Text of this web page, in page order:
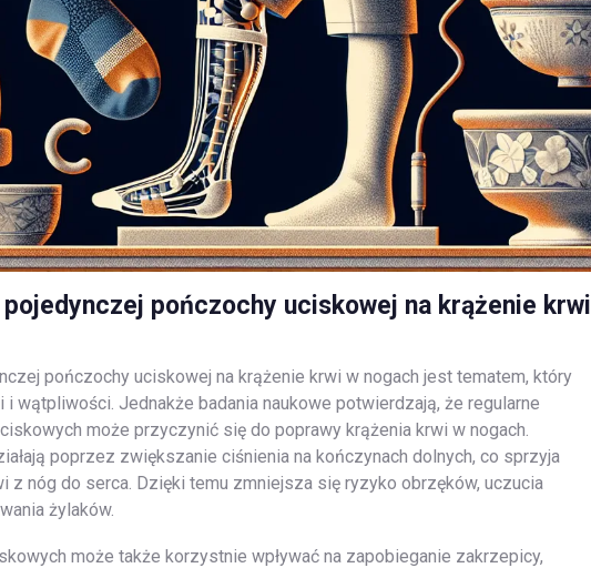
pojedynczej pończochy uciskowej na krążenie krwi
pończochy uciskowej na krążenie krwi w nogach jest tematem, który
wątpliwości. Jednakże badania naukowe potwierdzają, że regularne
może przyczynić się do poprawy krążenia krwi w nogach.
poprzez zwiększanie ciśnienia na kończynach dolnych, co sprzyja
z nóg do serca. Dzięki temu zmniejsza się ryzyko obrzęków, uczucia
żylaków.
może także korzystnie wpływać na zapobieganie zakrzepicy,